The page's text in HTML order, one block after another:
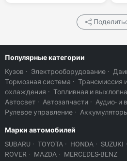
Популярные категории
Кузов · Электрооборудование ·
Тормозная система · Трансмиссия
охлаждения · Топливная и
Автосвет · Автозапчасти · Аудио- и
Рулевое управление ·
Марки автомобилей
SUBARU · TOYOTA · HONDA · SUZUKI ·
ROVER · MAZDA · MERCEDES-BENZ